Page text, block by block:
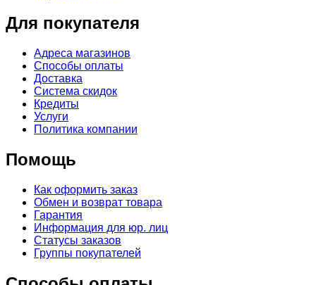
Для покупателя
Адреса магазинов
Способы оплаты
Доставка
Система скидок
Кредиты
Услуги
Политика компании
Помощь
Как оформить заказ
Обмен и возврат товара
Гарантия
Информация для юр. лиц
Статусы заказов
Группы покупателей